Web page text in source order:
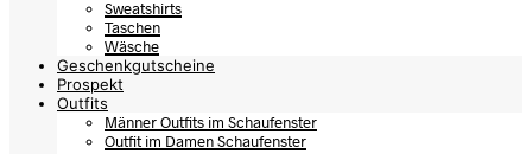
Sweatshirts
Taschen
Wäsche
Geschenkgutscheine
Prospekt
Outfits
Männer Outfits im Schaufenster
Outfit im Damen Schaufenster